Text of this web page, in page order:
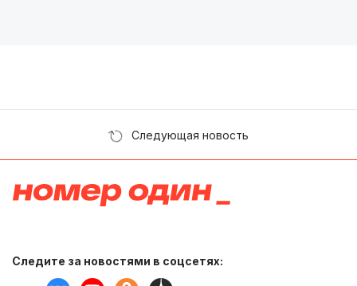
Следующая новость
Следите за новостями в соцсетях: